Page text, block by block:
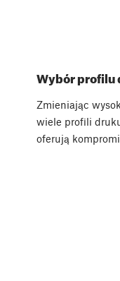
Wybór profilu
Zmieniając
wiele profili
oferują